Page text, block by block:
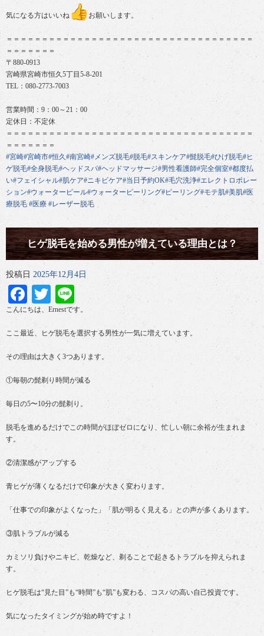
気になる方はいいね お願いします。
＝＝＝＝＝＝＝＝＝＝＝＝＝＝＝＝＝＝＝＝＝＝＝＝＝＝＝＝＝＝＝＝＝＝＝
＝＝＝＝＝＝＝
〒880-0913
宮崎県宮崎市恒久5丁目5-8-201
TEL：080-2773-7003
営業時間：9：00～21：00
定休日：不定休
＝＝＝＝＝＝＝＝＝＝＝＝＝＝＝＝＝＝＝＝＝＝＝＝＝＝＝＝＝＝＝＝＝＝＝
＝＝＝＝＝＝＝
#宮崎#宮崎市#恒久#南宮崎#メンズ脱毛#脱毛#スキンケア#髭脱毛#ひげ脱毛#ヒ
ゲ脱毛#全身脱毛#ヘッドスパ#ヘッドマッサージ#男性看護師#完全個室#都度払
い#フェイシャル#肌ケア#ニキビケア#当日予約OK#毛穴洗浄#エレクトロポレー
ション#ウォーターピール#ウォーターピーリング#ピーリング#モテ肌#美肌#医
療脱毛 #医療 #レーザー脱毛
ヒゲ脱毛を始める男性が増えている理由とは？
投稿日 2025年12月4日
Facebook
Twitter
Line
こんにちは、Ernestです。
ここ最近、ヒゲ脱毛を選択する男性が一気に増えています。
その理由は大きく3つあります。
①毎朝の髭剃り時間が減る
毎日の5〜10分の髭剃り。
脱毛を進めるだけでこの時間がほぼゼロになり、忙しい朝に余裕が生まれま
す。
②清潔感がアップする
青ヒゲが薄くなるだけで印象が大きく変わります。
「仕事での印象がよくなった」「肌が明るく見える」 との声が多くあります。
③肌トラブルが減る
カミソリ負けやニキビ、乾燥など、 剃ることで起きるトラブルを抑えられま
す。
ヒゲ脱毛は“見た目”も“時間”も“肌”も変わる、 コスパの高い自己投資です。
気になったタイミングが始め時ですよ！